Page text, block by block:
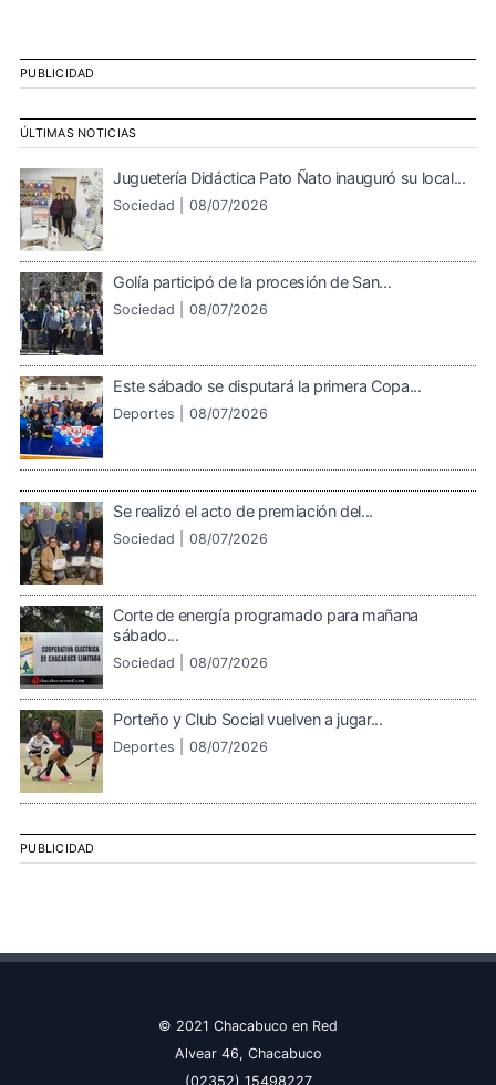
PUBLICIDAD
ÚLTIMAS NOTICIAS
Juguetería Didáctica Pato Ñato inauguró su local...
Sociedad | 08/07/2026
Golía participó de la procesión de San...
Sociedad | 08/07/2026
Este sábado se disputará la primera Copa...
Deportes | 08/07/2026
Se realizó el acto de premiación del...
Sociedad | 08/07/2026
Corte de energía programado para mañana
sábado...
Sociedad | 08/07/2026
Porteño y Club Social vuelven a jugar...
Deportes | 08/07/2026
PUBLICIDAD
© 2021 Chacabuco en Red
Alvear 46, Chacabuco
(02352) 15498227